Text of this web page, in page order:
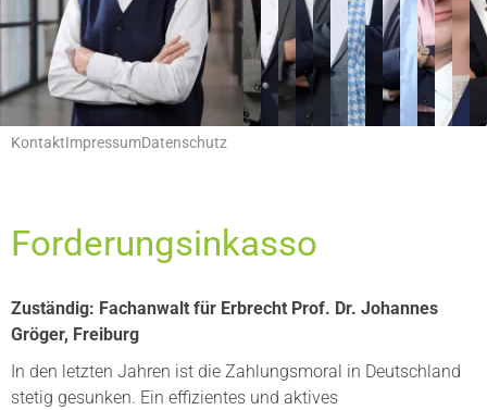
Servicemenu
KontaktImpressumDatenschutz
Forderungsinkasso
Zuständig: Fachanwalt für Erbrecht Prof. Dr. Johannes
Gröger, Freiburg
In den letzten Jahren ist die Zahlungsmoral in Deutschland
stetig gesunken. Ein effizientes und aktives